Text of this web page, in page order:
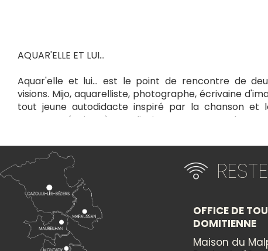
AQUAR'ELLE ET LUI...
Aquar'elle et lui... est le point de rencontre de
visions. Mijo, aquarelliste, photographe, écrivaine
tout jeune autodidacte inspiré par la chanson et
œuvres, réunies à Perdiguier, proposent deux
doux regard sur le monde, nous invitant à un
quand Lazarus explore ses tréfonds dans des
où le mouvement, d'un trait vif, déchire les silences.
ON THE ROCKS...
La densité de la pierre, avec les sculptures de Jean-
vient parfaire ce cocktail artistique. Autodidacte,
sculpte sans modèles, directement dans la matière
révéler toute l'élégance, dans des formes fluides et
OFFICE DE
DOMITIENNE
Maison du